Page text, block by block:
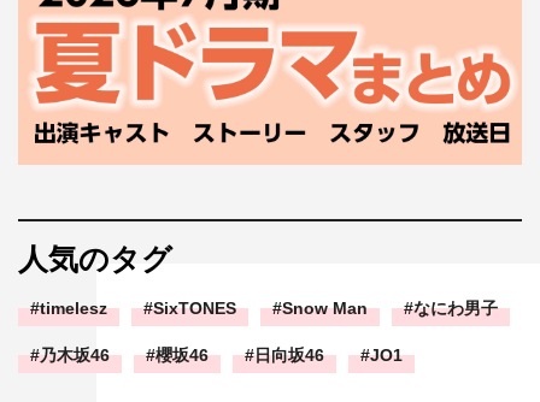
人気のタグ
timelesz SixTONES Snow Man なにわ男子
乃木坂46 櫻坂46 日向坂46 JO1